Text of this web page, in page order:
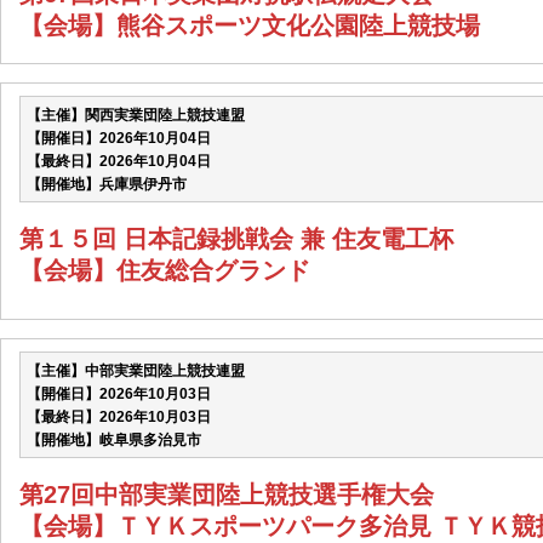
【会場】熊谷スポーツ文化公園陸上競技場
【主催】関西実業団陸上競技連盟
【開催日】2026年10月04日
【最終日】2026年10月04日
【開催地】兵庫県伊丹市
第１５回 日本記録挑戦会 兼 住友電工杯
【会場】住友総合グランド
【主催】中部実業団陸上競技連盟
【開催日】2026年10月03日
【最終日】2026年10月03日
【開催地】岐阜県多治見市
第27回中部実業団陸上競技選手権大会
【会場】ＴＹＫスポーツパーク多治見 ＴＹＫ競